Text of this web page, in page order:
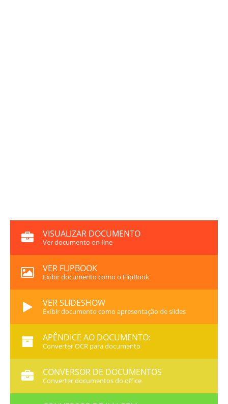
VISUALIZAR DOCUMENTO
Ver documento on-line
VER FLIPBOOK
Exibir documento como o FlipBook
VER SLIDESHOW
Exibir documento como apresentação de slides
APÊNDICE AO DOCUMENTO:
Converter OCR para documento
CONVERSOR DE DOCUMENTOS
Converter documentos do office